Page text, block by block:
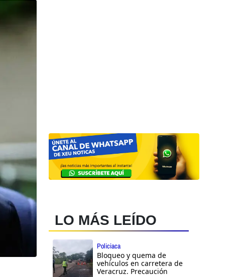
LO MÁS LEÍDO
Policiaca
Bloqueo y quema de
vehículos en carretera de
Veracruz. Precaución